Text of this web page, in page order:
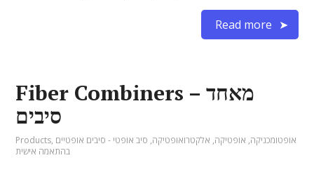
Read more
Fiber Combiners – מאחד
סיבים
Products, אופטומכניקה, אופטיקה, אלקטרואופטיקה, סיב אופטי - סיבים אופטיים
בהתאמה אישית